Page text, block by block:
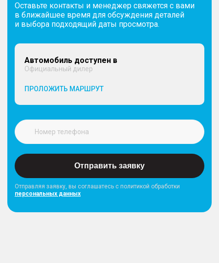
Оставьте контакты и менеджер свяжется с вами
в ближайшее время для обсуждения деталей
и выбора подходящий даты просмотра.
Автомобиль доступен в
Официальный дилер
ПРОЛОЖИТЬ МАРШРУТ
Отправить заявку
Отправляя заявку, вы соглашатесь с политикой обработки
персональных данных